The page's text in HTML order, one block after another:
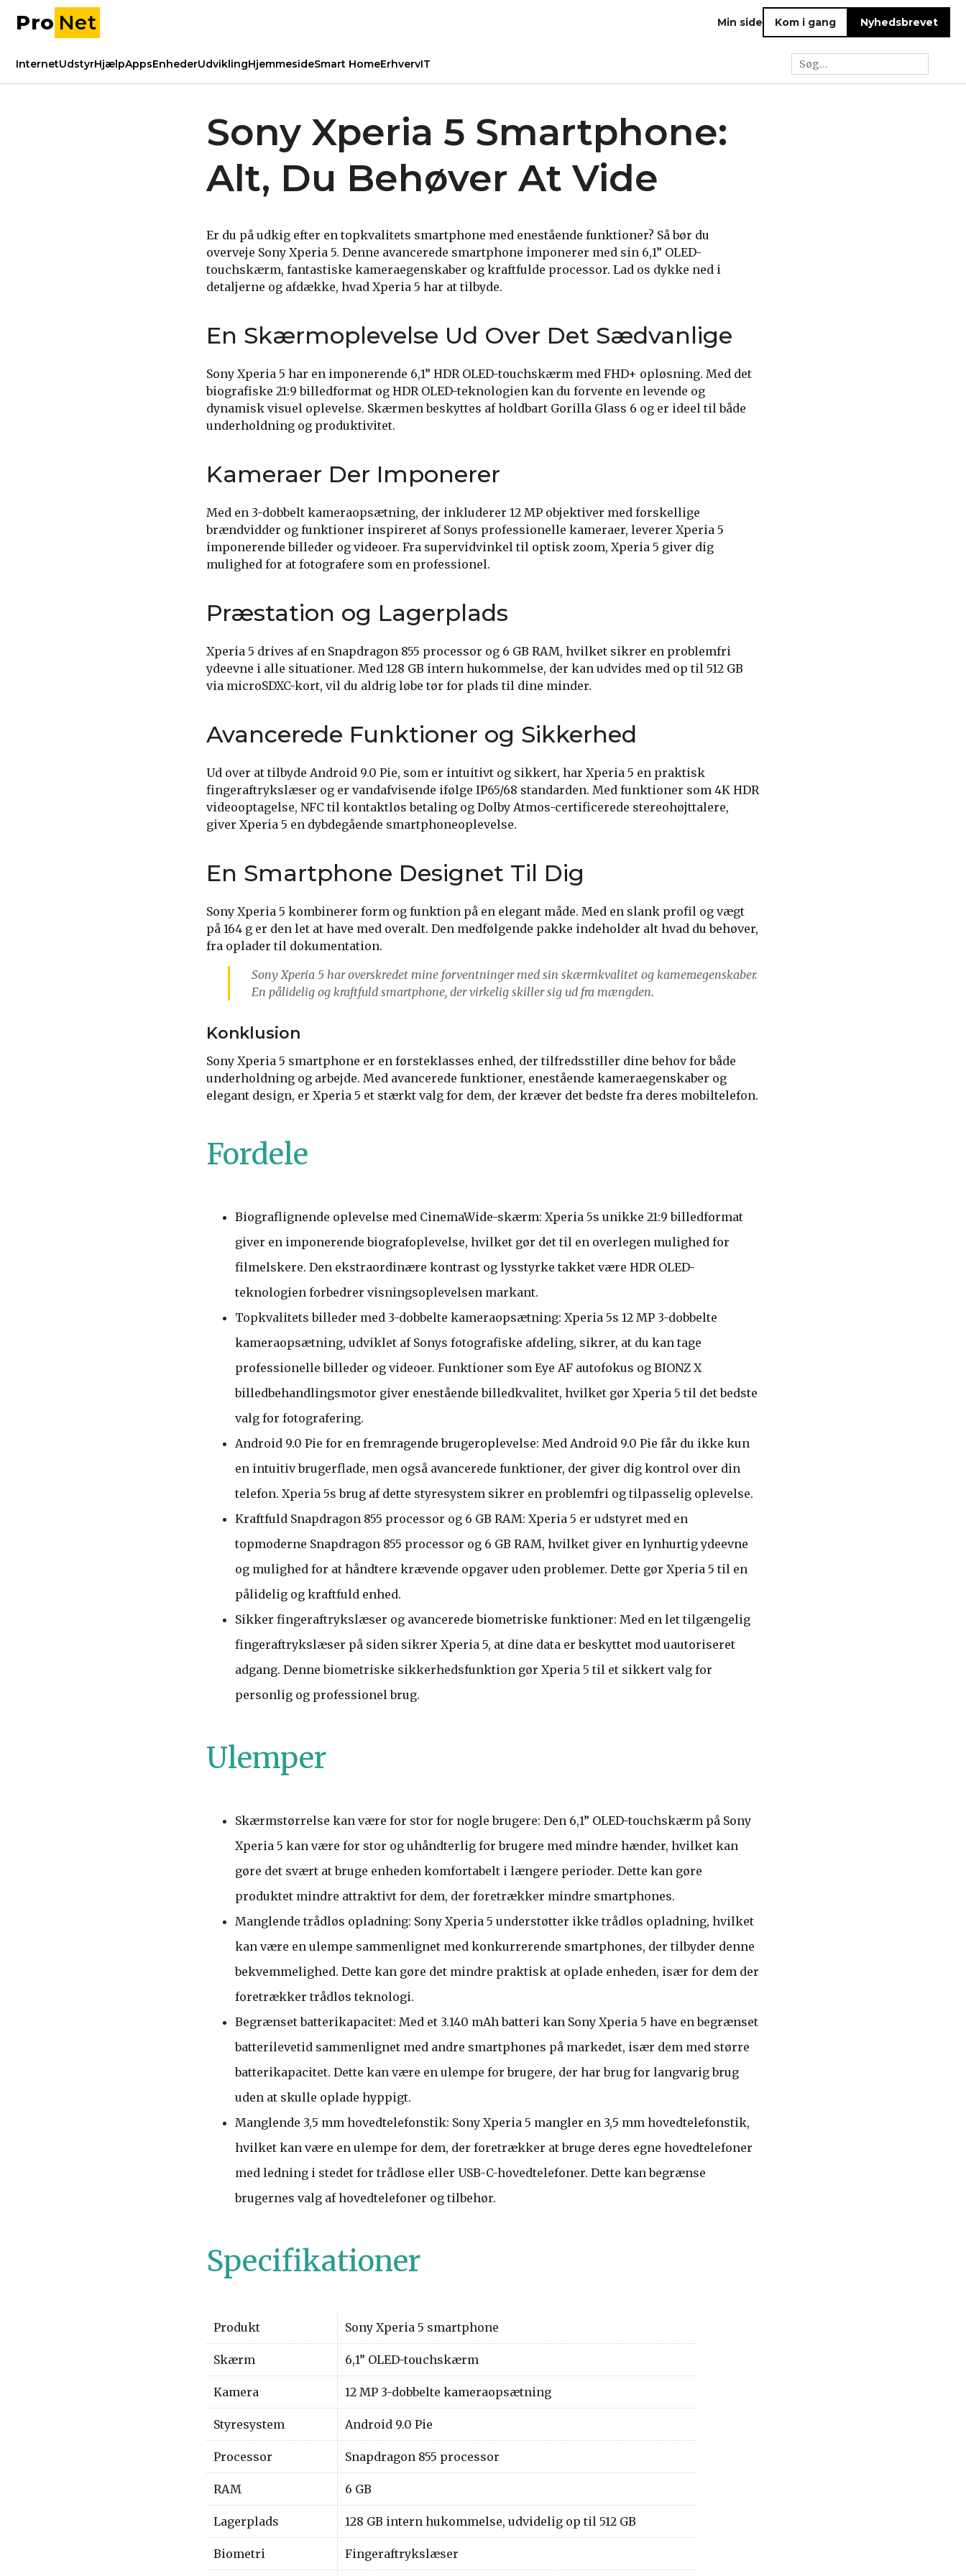
Pro Net Min side Kom i gang Nyhedsbrevet
InternetUdstyrHjælpAppsEnhederUdviklingHjemmesideSmart HomeErhvervIT
Sony Xperia 5 Smartphone:
Alt, Du Behøver At Vide
Er du på udkig efter en topkvalitets smartphone med enestående funktioner? Så bør du
overveje Sony Xperia 5. Denne avancerede smartphone imponerer med sin 6,1” OLED-
touchskærm, fantastiske kameraegenskaber og kraftfulde processor. Lad os dykke ned i
detaljerne og afdække, hvad Xperia 5 har at tilbyde.
En Skærmoplevelse Ud Over Det Sædvanlige
Sony Xperia 5 har en imponerende 6,1” HDR OLED-touchskærm med FHD+ opløsning. Med det
biografiske 21:9 billedformat og HDR OLED-teknologien kan du forvente en levende og
dynamisk visuel oplevelse. Skærmen beskyttes af holdbart Gorilla Glass 6 og er ideel til både
underholdning og produktivitet.
Kameraer Der Imponerer
Med en 3-dobbelt kameraopsætning, der inkluderer 12 MP objektiver med forskellige
brændvidder og funktioner inspireret af Sonys professionelle kameraer, leverer Xperia 5
imponerende billeder og videoer. Fra supervidvinkel til optisk zoom, Xperia 5 giver dig
mulighed for at fotografere som en professionel.
Præstation og Lagerplads
Xperia 5 drives af en Snapdragon 855 processor og 6 GB RAM, hvilket sikrer en problemfri
ydeevne i alle situationer. Med 128 GB intern hukommelse, der kan udvides med op til 512 GB
via microSDXC-kort, vil du aldrig løbe tør for plads til dine minder.
Avancerede Funktioner og Sikkerhed
Ud over at tilbyde Android 9.0 Pie, som er intuitivt og sikkert, har Xperia 5 en praktisk
fingeraftrykslæser og er vandafvisende ifølge IP65/68 standarden. Med funktioner som 4K HDR
videooptagelse, NFC til kontaktløs betaling og Dolby Atmos-certificerede stereohøjttalere,
giver Xperia 5 en dybdegående smartphoneoplevelse.
En Smartphone Designet Til Dig
Sony Xperia 5 kombinerer form og funktion på en elegant måde. Med en slank profil og vægt
på 164 g er den let at have med overalt. Den medfølgende pakke indeholder alt hvad du behøver,
fra oplader til dokumentation.
Sony Xperia 5 har overskredet mine forventninger med sin skærmkvalitet og kameraegenskaber.
En pålidelig og kraftfuld smartphone, der virkelig skiller sig ud fra mængden.
Konklusion
Sony Xperia 5 smartphone er en førsteklasses enhed, der tilfredsstiller dine behov for både
underholdning og arbejde. Med avancerede funktioner, enestående kameraegenskaber og
elegant design, er Xperia 5 et stærkt valg for dem, der kræver det bedste fra deres mobiltelefon.
Fordele
Biograflignende oplevelse med CinemaWide-skærm: Xperia 5s unikke 21:9 billedformat
giver en imponerende biografoplevelse, hvilket gør det til en overlegen mulighed for
filmelskere. Den ekstraordinære kontrast og lysstyrke takket være HDR OLED-
teknologien forbedrer visningsoplevelsen markant.
Topkvalitets billeder med 3-dobbelte kameraopsætning: Xperia 5s 12 MP 3-dobbelte
kameraopsætning, udviklet af Sonys fotografiske afdeling, sikrer, at du kan tage
professionelle billeder og videoer. Funktioner som Eye AF autofokus og BIONZ X
billedbehandlingsmotor giver enestående billedkvalitet, hvilket gør Xperia 5 til det bedste
valg for fotografering.
Android 9.0 Pie for en fremragende brugeroplevelse: Med Android 9.0 Pie får du ikke kun
en intuitiv brugerflade, men også avancerede funktioner, der giver dig kontrol over din
telefon. Xperia 5s brug af dette styresystem sikrer en problemfri og tilpasselig oplevelse.
Kraftfuld Snapdragon 855 processor og 6 GB RAM: Xperia 5 er udstyret med en
topmoderne Snapdragon 855 processor og 6 GB RAM, hvilket giver en lynhurtig ydeevne
og mulighed for at håndtere krævende opgaver uden problemer. Dette gør Xperia 5 til en
pålidelig og kraftfuld enhed.
Sikker fingeraftrykslæser og avancerede biometriske funktioner: Med en let tilgængelig
fingeraftrykslæser på siden sikrer Xperia 5, at dine data er beskyttet mod uautoriseret
adgang. Denne biometriske sikkerhedsfunktion gør Xperia 5 til et sikkert valg for
personlig og professionel brug.
Ulemper
Skærmstørrelse kan være for stor for nogle brugere: Den 6,1” OLED-touchskærm på Sony
Xperia 5 kan være for stor og uhåndterlig for brugere med mindre hænder, hvilket kan
gøre det svært at bruge enheden komfortabelt i længere perioder. Dette kan gøre
produktet mindre attraktivt for dem, der foretrækker mindre smartphones.
Manglende trådløs opladning: Sony Xperia 5 understøtter ikke trådløs opladning, hvilket
kan være en ulempe sammenlignet med konkurrerende smartphones, der tilbyder denne
bekvemmelighed. Dette kan gøre det mindre praktisk at oplade enheden, især for dem der
foretrækker trådløs teknologi.
Begrænset batterikapacitet: Med et 3.140 mAh batteri kan Sony Xperia 5 have en begrænset
batterilevetid sammenlignet med andre smartphones på markedet, især dem med større
batterikapacitet. Dette kan være en ulempe for brugere, der har brug for langvarig brug
uden at skulle oplade hyppigt.
Manglende 3,5 mm hovedtelefonstik: Sony Xperia 5 mangler en 3,5 mm hovedtelefonstik,
hvilket kan være en ulempe for dem, der foretrækker at bruge deres egne hovedtelefoner
med ledning i stedet for trådløse eller USB-C-hovedtelefoner. Dette kan begrænse
brugernes valg af hovedtelefoner og tilbehør.
Specifikationer
Produkt Sony Xperia 5 smartphone
Skærm 6,1” OLED-touchskærm
Kamera 12 MP 3-dobbelte kameraopsætning
Styresystem Android 9.0 Pie
Processor Snapdragon 855 processor
RAM 6 GB
Lagerplads 128 GB intern hukommelse, udvidelig op til 512 GB
Biometri Fingeraftrykslæser